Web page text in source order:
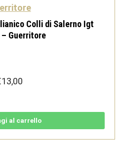
Colli di Salerno Igt
Guerritore
13,00
al carrello